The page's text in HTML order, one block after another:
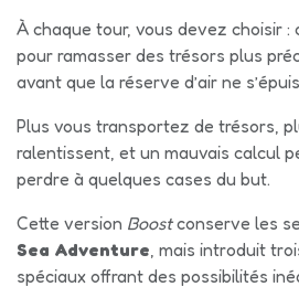
À chaque tour, vous devez choisir
pour ramasser des trésors plus
avant que la réserve d’air ne
Plus vous transportez de trésors,
ralentissent, et un mauvais calcul
perdre à quelques cases du but.
Cette version Boostconserve les
Sea Adventure, mais introduit
spéciaux offrant des possibilités